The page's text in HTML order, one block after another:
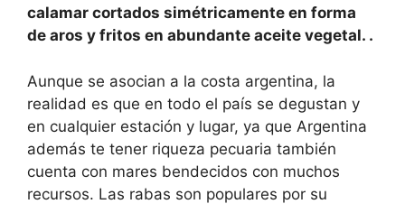
calamar cortados simétricamente en forma
de aros y fritos en abundante aceite vegetal. .
Aunque se asocian a la costa argentina, la
realidad es que en todo el país se degustan y
en cualquier estación y lugar, ya que Argentina
además te tener riqueza pecuaria también
cuenta con mares bendecidos con muchos
recursos. Las rabas son populares por su